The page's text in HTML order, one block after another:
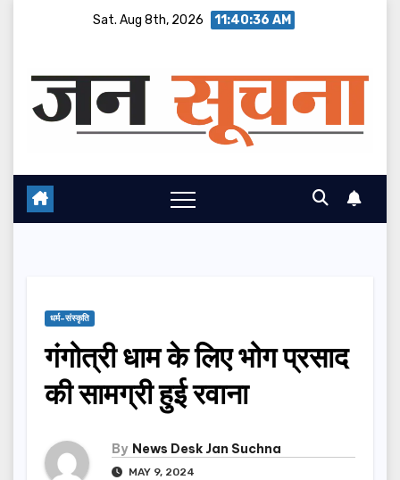
Sat. Aug 8th, 2026 11:40:37 AM
धर्म-संस्कृति
गंगोत्री धाम के लिए भोग प्रसाद
की सामग्री हुई रवाना
By News Desk Jan Suchna
MAY 9, 2024